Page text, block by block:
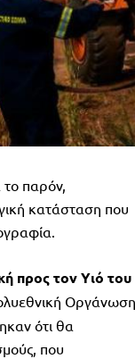
παρόν,
κατάσταση που
προς τον Υιό του
ότι θα
που